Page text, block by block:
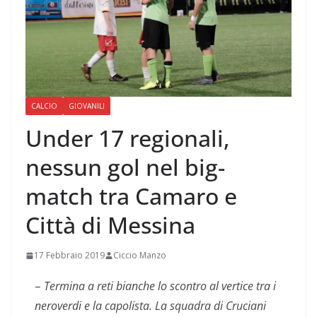
CALCIO GIOVANILI
Under 17 regionali,
nessun gol nel big-
match tra Camaro e
Città di Messina
17 Febbraio 2019 Ciccio Manzo
– Termina a reti bianche lo scontro al vertice tra i
neroverdi e la capolista. La squadra di Cruciani